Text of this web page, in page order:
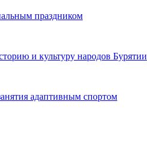
праздником
и культуру народов Бурятии
адаптивным спортом